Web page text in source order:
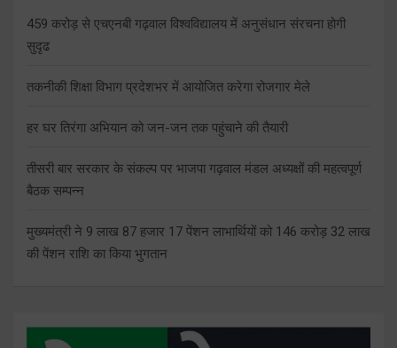
459 करोड़ से एचएनबी गढ़वाल विश्वविद्यालय में अनुसंधान संरचना होगी
सुदृढ
तकनीकी शिक्षा विभाग प्रदेशभर में आयोजित करेगा रोजगार मेले
हर घर तिरंगा अभियान को जन-जन तक पहुंचाने की तैयारी
तीसरी बार सरकार के संकल्प पर भाजपा गढ़वाल मंडल अध्यक्षों की महत्वपूर्ण
बैठक सम्पन्न
मुख्यमंत्री ने 9 लाख 87 हजार 17 पेंशन लाभार्थियों को 146 करोड़ 32 लाख
की पेंशन राशि का किया भुगतान